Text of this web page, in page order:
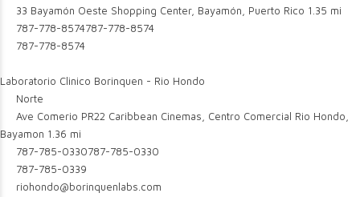
33 Bayamón Oeste Shopping Center, Bayamón, Puerto Rico 1.35 mi
787-778-8574787-778-8574
787-778-8574
Laboratorio Clinico Borinquen - Rio Hondo
Norte
Ave Comerio PR22 Caribbean Cinemas, Centro Comercial Rio Hondo,
Bayamon 1.36 mi
787-785-0330787-785-0330
787-785-0339
riohondo@borinquenlabs.com